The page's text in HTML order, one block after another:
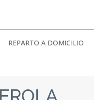
REPARTO A DOMICILIO